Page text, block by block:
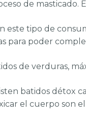
de masticado.
este tipo de
para poder
de verduras,
batidos détox
el cuerpo son